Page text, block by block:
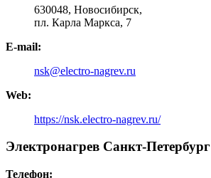
630048, Новосибирск,
пл. Карла Маркса, 7
E-mail:
nsk@electro-nagrev.ru
Web:
https://nsk.electro-nagrev.ru/
Электронагрев Санкт-Петербург
Телефон: